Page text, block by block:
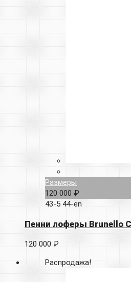
Размеры
120 000 ₽
43-5 44-en
Пенни лоферы Brunello
120 000 ₽
Распродажа!